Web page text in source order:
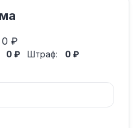
0 ₽
0 ₽ Штраф: 0 ₽